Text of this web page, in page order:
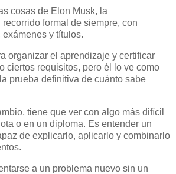
cosas de Elon Musk, la
formal de siempre, con
y títulos.
organizar el aprendizaje y certificar
ciertos requisitos, pero él lo ve como
prueba definitiva de cuánto sabe
tiene que ver con algo más difícil
o en un diploma. Es entender un
de explicarlo, aplicarlo y combinarlo
a un problema nuevo sin un